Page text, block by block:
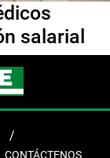
salarial
CONTÁCTENOS